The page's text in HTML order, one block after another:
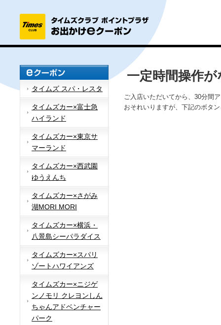
タイムズ スパ・レスタ
タイムズカー×富士急
ハイランド
タイムズカー×東京サ
マーランド
タイムズカー×西武園
ゆうえんち
タイムズカー×さがみ
湖MORI MORI
タイムズカー×横浜・
八景島シーパラダイス
タイムズカー×スパリ
ゾートハワイアンズ
タイムズカー×ニジゲ
ンノモリ クレヨンしん
ちゃんアドベンチャー
パーク
一定時間操作
ご入店いただいてから、30分間
おそれいりますが、下記のボタ